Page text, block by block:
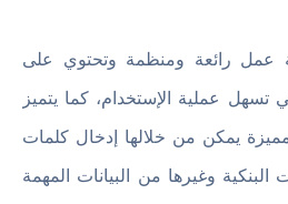
عمل رائعة ومنظمة وتحتوي على
تسهل عملية الإستخدام، كما يتميز
يمكن من خلالها إدخال كلمات
البنكية وغيرها من البيانات المهمة